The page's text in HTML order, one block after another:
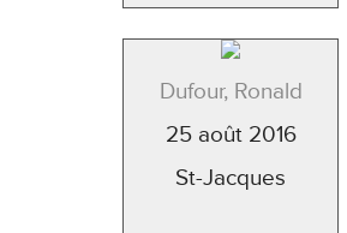
Dufour, Ronald
25 août 2016
St-Jacques